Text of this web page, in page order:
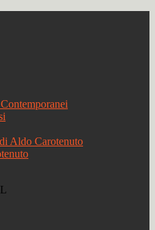
Aldo Carotenuto